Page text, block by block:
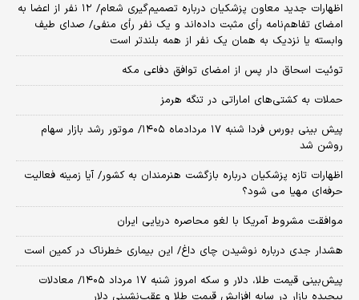
اظهارات جدید معاون پزشکیان درباره تصمیم‌گیری شعام/ ۱۲ نفر از اعضا به
امضای تفاهم‌نامه رأی مثبت داده‌اند و یک نفر رأی منفی/ صدای طیف
وابسته یا نزدیک به همان یک نفر از همه بلندتر است
توئیت اسحاق دار پس از امضای توافق دفاعی مکه
حملات به کشتی‌های اماراتی در تنگه هرمز
پیش بینی بورس فردا شنبه ۱۷ مردادماه ۱۴۰۵/ موتور رشد بازار سهام
روشن شد
اظهارات تازه پزشکیان درباره بازگشت هنرمندان به کشور/ آیا زمینه فعالیت
حرفه‌ای مهیا می شود؟
موافقت مشروط آمریکا با لغو محاصره دریایی ایران
هشدار جدی درباره نوشیدن چای داغ/ این بیماری خطرناک در کمین است
پیش‌بینی قیمت طلا، دلار و سکه امروز شنبه ۱۷ مرداد ۱۴۰۵/ معادلات